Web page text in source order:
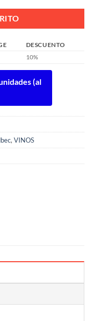
DESCUENTO
10%
(al
,VINOS